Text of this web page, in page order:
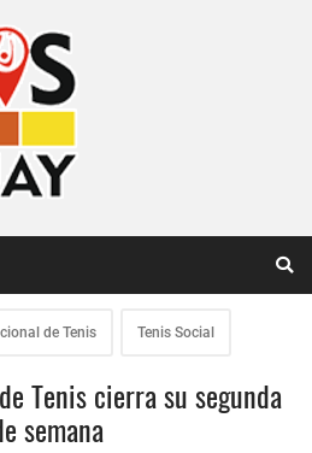
de Tenis Tenis Social
Tenis cierra su segunda
semana